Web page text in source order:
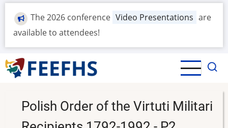
Skip
main
The 2026 conference Video Presentations are
available to attendees!
Polish Order of the Virtuti Militari